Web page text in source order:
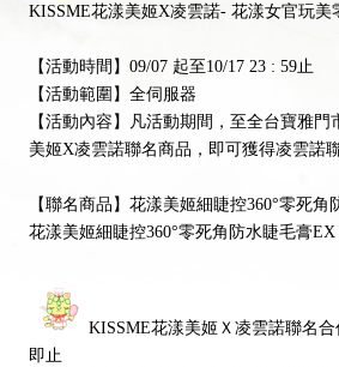
KISSME花漾美姬X凌雲諾- 花漾女官玩美
【活動時間】09/07 起至10/17 23 : 59止
【活動範圍】全伺服器
【活動內容】凡活動期間，至全台寶雅
美姬X凌雲諾聯名商品，即可獲得凌雲諾
【聯名商品】花漾美姬細睫控360°零死
花漾美姬細睫控360°零死角防水睫毛膏
KISSME花漾美姬Ｘ凌雲諾聯名
即止